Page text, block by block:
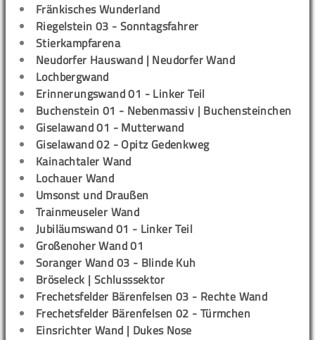
Fränkisches Wunderland
Riegelstein 03 - Sonntagsfahrer
Stierkampfarena
Neudorfer Hauswand | Neudorfer Wand
Lochbergwand
Erinnerungswand 01 - Linker Teil
Buchenstein 01 - Nebenmassiv | Buchensteinchen
Giselawand 01 - Mutterwand
Giselawand 02 - Opitz Gedenkweg
Kainachtaler Wand
Lochauer Wand
Umsonst und Draußen
Trainmeuseler Wand
Jubiläumswand 01 - Linker Teil
Großenoher Wand 01
Soranger Wand 03 - Blinde Kuh
Bröseleck | Schlusssektor
Frechetsfelder Bärenfelsen 03 - Rechte Wand
Frechetsfelder Bärenfelsen 02 - Türmchen
Einsrichter Wand | Dukes Nose